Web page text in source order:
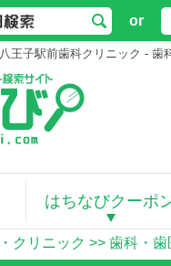
or
王子駅前歯科クリニック -
はちなびクーポ
クリニック >> 歯科・歯